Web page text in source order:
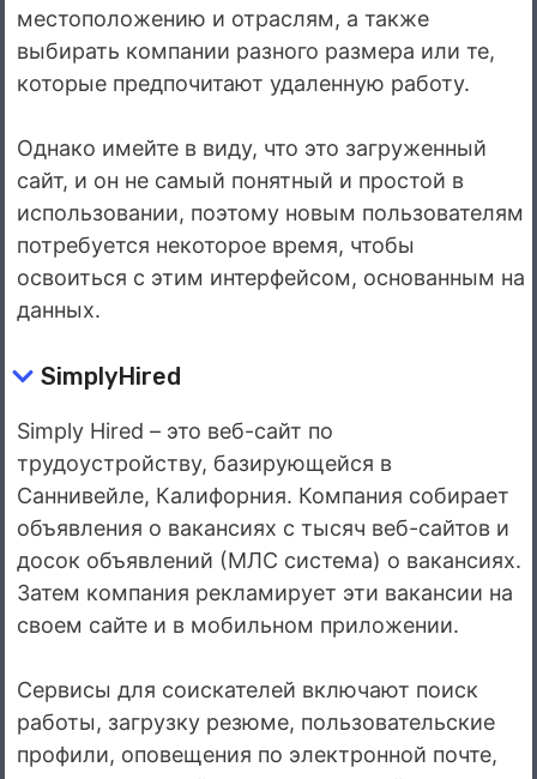
местоположению и отраслям, а также
выбирать компании разного размера или те,
которые предпочитают удаленную работу.
Однако имейте в виду, что это загруженный
сайт, и он не самый понятный и простой в
использовании, поэтому новым пользователям
потребуется некоторое время, чтобы
освоиться с этим интерфейсом, основанным на
данных.
SimplyHired
Simply Hired – это веб-сайт по
трудоустройству, базирующейся в
Саннивейле, Калифорния. Компания собирает
объявления о вакансиях с тысяч веб-сайтов и
досок объявлений (МЛС система) о вакансиях.
Затем компания рекламирует эти вакансии на
своем сайте и в мобильном приложении.
Сервисы для соискателей включают поиск
работы, загрузку резюме, пользовательские
профили, оповещения по электронной почте,